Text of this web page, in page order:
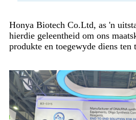
Honya Biotech Co.Ltd, as 'n
hierdie geleentheid om ons
produkte en toegewyde diens ten